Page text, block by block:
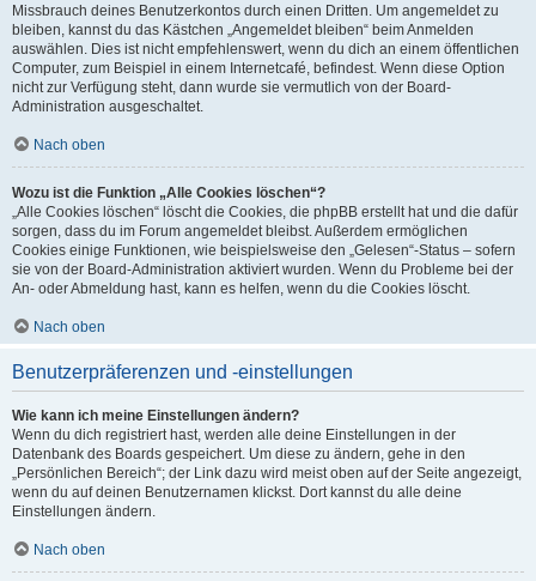
Missbrauch deines Benutzerkontos durch einen Dritten. Um angemeldet zu
bleiben, kannst du das Kästchen „Angemeldet bleiben“ beim Anmelden
auswählen. Dies ist nicht empfehlenswert, wenn du dich an einem öffentlichen
Computer, zum Beispiel in einem Internetcafé, befindest. Wenn diese Option
nicht zur Verfügung steht, dann wurde sie vermutlich von der Board-
Administration ausgeschaltet.
Nach oben
Wozu ist die Funktion „Alle Cookies löschen“?
„Alle Cookies löschen“ löscht die Cookies, die phpBB erstellt hat und die dafür
sorgen, dass du im Forum angemeldet bleibst. Außerdem ermöglichen
Cookies einige Funktionen, wie beispielsweise den „Gelesen“-Status – sofern
sie von der Board-Administration aktiviert wurden. Wenn du Probleme bei der
An- oder Abmeldung hast, kann es helfen, wenn du die Cookies löscht.
Nach oben
Benutzerpräferenzen und -einstellungen
Wie kann ich meine Einstellungen ändern?
Wenn du dich registriert hast, werden alle deine Einstellungen in der
Datenbank des Boards gespeichert. Um diese zu ändern, gehe in den
„Persönlichen Bereich“; der Link dazu wird meist oben auf der Seite angezeigt,
wenn du auf deinen Benutzernamen klickst. Dort kannst du alle deine
Einstellungen ändern.
Nach oben